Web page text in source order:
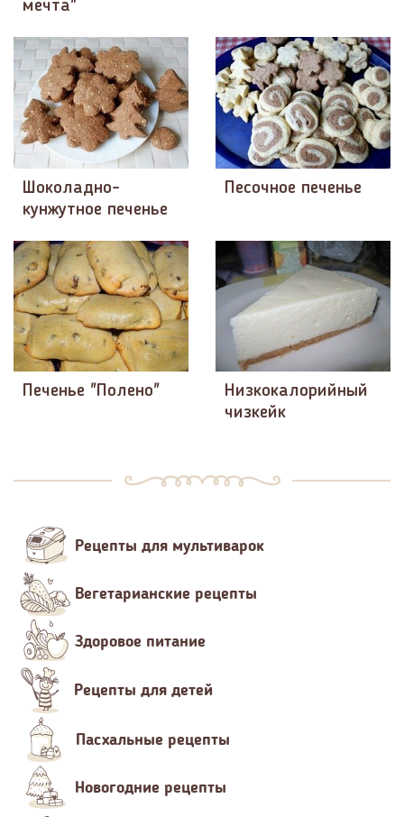
мечта"
Шоколадно-
кунжутное печенье
Песочное печенье
Печенье "Полено"
Низкокалорийный
чизкейк
Рецепты для мультиварок
Вегетарианские рецепты
Здоровое питание
Рецепты для детей
Пасхальные рецепты
Новогодние рецепты